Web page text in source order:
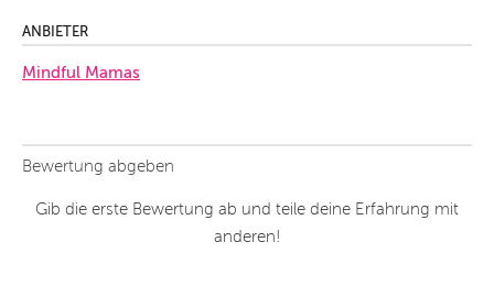
ANBIETER
Mindful Mamas
Bewertung abgeben
Gib die erste Bewertung ab und teile deine Erfahrung mit
anderen!